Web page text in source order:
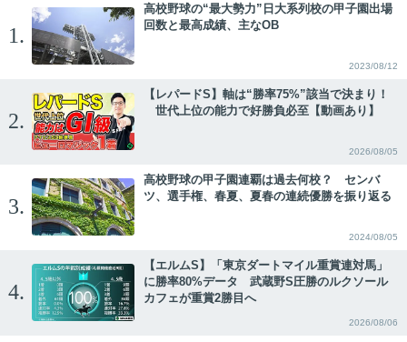
1.
高校野球の“最大勢力”日大系列校の甲子園出場
回数と最高成績、主なOB
2023/08/12
2.
【レパードS】軸は“勝率75%”該当で決まり！
世代上位の能力で好勝負必至【動画あり】
2026/08/05
3.
高校野球の甲子園連覇は過去何校？ センバ
ツ、選手権、春夏、夏春の連続優勝を振り返る
2024/08/05
4.
【エルムS】「東京ダートマイル重賞連対馬」
に勝率80%データ 武蔵野S圧勝のルクソール
カフェが重賞2勝目へ
2026/08/06